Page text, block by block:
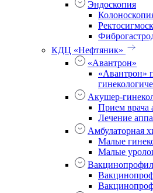
Эндоскопия
КДЦ «Нефтяник»
«Авантрон»
«Авантрон»
Акушер-
Прием врача
Лечение
Амбулаторная
Малые
Малые